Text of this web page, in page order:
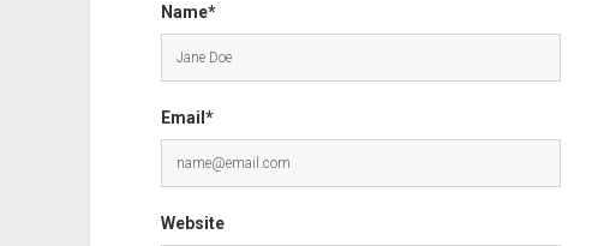
Name*
Email*
Website